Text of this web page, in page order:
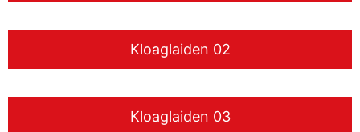
Kloaglaiden 02
Kloaglaiden 03